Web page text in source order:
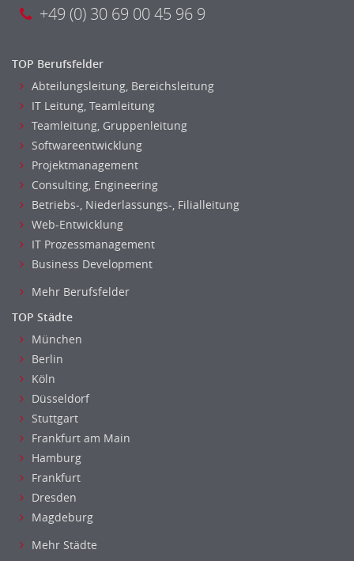
+49 (0) 30 69 00 45 96 9
TOP Berufsfelder
Abteilungsleitung, Bereichsleitung
IT Leitung, Teamleitung
Teamleitung, Gruppenleitung
Softwareentwicklung
Projektmanagement
Consulting, Engineering
Betriebs-, Niederlassungs-, Filialleitung
Web-Entwicklung
IT Prozessmanagement
Business Development
Mehr Berufsfelder
TOP Städte
München
Berlin
Köln
Düsseldorf
Stuttgart
Frankfurt am Main
Hamburg
Frankfurt
Dresden
Magdeburg
Mehr Städte